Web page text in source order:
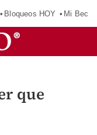
Bloqueos HOY Mi Beca
que